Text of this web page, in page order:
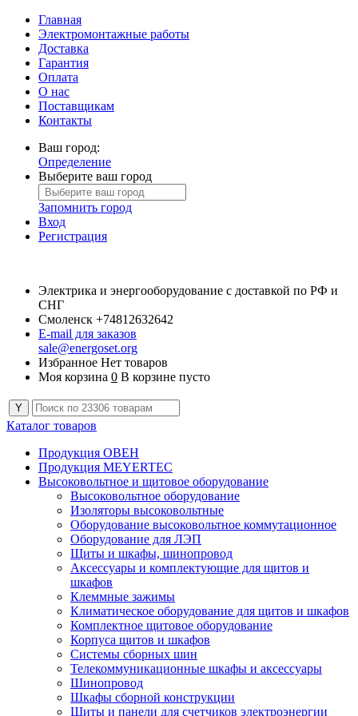
Главная
Электромонтажные работы
Доставка
Гарантия
Оплата
О нас
Поставщикам
Контакты
Ваш город:
Определение
Выберите ваш город
Запомнить город
Вход
Регистрация
Электрика и энергооборудование с доставкой по РФ и
СНГ
Смоленск +74812632642
E-mail для заказов
sale@energoset.org
Избранное Нет товаров
Моя корзина 0 В корзине пусто
Каталог товаров
Продукция ОВЕН
Продукция MEYERTEC
Высоковольтное и щитовое оборудование
Высоковольтное оборудование
Изоляторы высоковольтные
Оборудование высоковольтное коммутационное
Оборудование для ЛЭП
Щиты и шкафы, шинопровод
Аксессуары и комплектующие для щитов и
шкафов
Клеммные зажимы
Климатическое оборудование для щитов и шкафов
Комплектное щитовое оборудование
Корпуса щитов и шкафов
Системы сборных шин
Телекоммуникационные шкафы и аксессуары
Шинопровод
Шкафы сборной конструкции
Щиты и панели для счетчиков электроэнергии